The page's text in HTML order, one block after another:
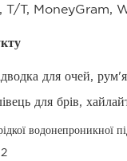
T/T,
для очей,
для брів,